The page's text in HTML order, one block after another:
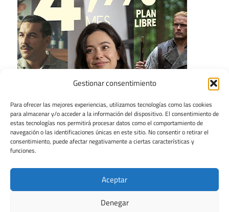
Gestionar consentimiento
Para ofrecer las mejores experiencias, utilizamos tecnologías como las cookies
para almacenar y/o acceder a la información del dispositivo. El consentimiento de
estas tecnologías nos permitirá procesar datos como el comportamiento de
navegación o las identificaciones únicas en este sitio. No consentir o retirar el
consentimiento, puede afectar negativamente a ciertas características y
funciones.
Aceptar
Denegar